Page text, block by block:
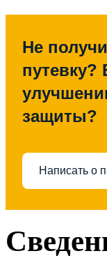
Не
путевку?
защиты?
Написать о